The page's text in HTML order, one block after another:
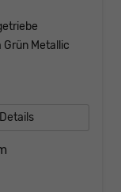
Grün Metallic
Details